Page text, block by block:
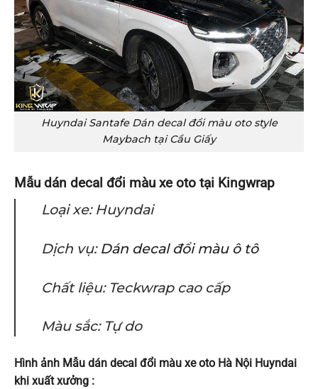
Huyndai Santafe Dán decal đổi màu oto style
Maybach tại Cầu Giấy
Mẫu dán decal đổi màu xe oto tại Kingwrap
Loại xe: Huyndai
Dịch vụ: Dán decal đổi màu ô tô
Chất liệu: Teckwrap cao cấp
Màu sắc: Tự do
Hình ảnh Mẫu dán decal đổi màu xe oto Hà Nội Huyndai
khi xuất xưởng :